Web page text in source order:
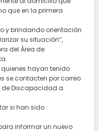
que en la primera
y brindando orientación
su situación”,
del Área de
quienes hayan tenido
se contacten por correo
de Discapacidad a
si han sido
informar un nuevo